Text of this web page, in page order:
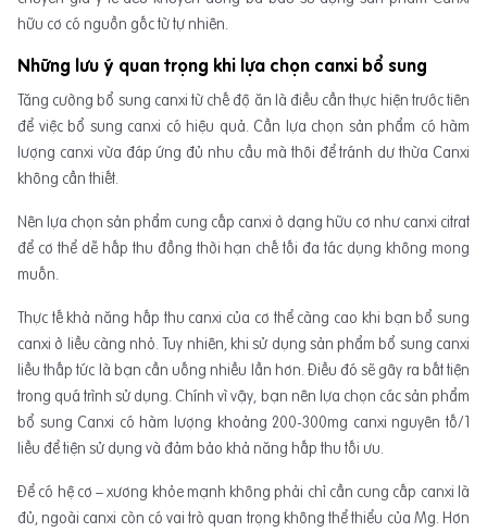
hữu cơ có nguồn gốc từ tự nhiên.
Những lưu ý quan trọng khi lựa chọn canxi bổ sung
Tăng cường bổ sung canxi từ chế độ ăn là điều cần thực hiện trước tiên
để việc bổ sung canxi có hiệu quả. Cần lựa chọn sản phẩm có hàm
lượng canxi vừa đáp ứng đủ nhu cầu mà thôi để tránh dư thừa Canxi
không cần thiết.
Nên lựa chọn sản phẩm cung cấp canxi ở dạng hữu cơ như canxi citrat
để cơ thể dễ hấp thu đồng thời hạn chế tối đa tác dụng không mong
muốn.
Thực tế khả năng hấp thu canxi của cơ thể càng cao khi bạn bổ sung
canxi ở liều càng nhỏ. Tuy nhiên, khi sử dụng sản phẩm bổ sung canxi
liều thấp tức là bạn cần uống nhiều lần hơn. Điều đó sẽ gây ra bất tiện
trong quá trình sử dụng. Chính vì vậy, bạn nên lựa chọn các sản phẩm
bổ sung Canxi có hàm lượng khoảng 200-300mg canxi nguyên tố/1
liều để tiện sử dụng và đảm bảo khả năng hấp thu tối ưu.
Để có hệ cơ – xương khỏe mạnh không phải chỉ cần cung cấp canxi là
đủ, ngoài canxi còn có vai trò quan trọng không thể thiểu của Mg. Hơn